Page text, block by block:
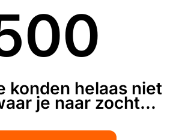
500
konden helaas niet
je naar zocht...